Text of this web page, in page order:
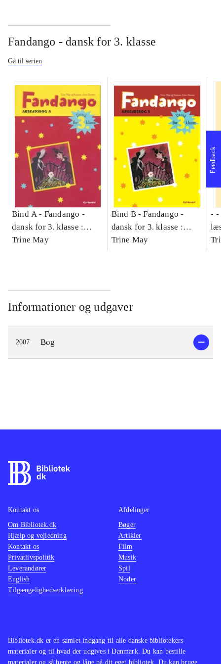
Fandango - dansk for 3. klasse
Gå til serien
Bind A - Fandango -
dansk for 3. klasse :
grundbog -- Arbejdsbog.
Trine May
Bind B -Fandango -
dansk for 3. klasse :
grundbog -- Arbejdsbog.
Trine May
- -
-
Informationer og udgaver
2007 Bog
Feedback
Bibliotek.dk er en samlet indgang til alle danske bibliotekers
materialer og til hvad der udgives i Danmark. Du kan bestille
materialer og så hente og låne på dit eget bibliotek. Du kan bruge
Kontakt os
Om Bibliotek.dk
Hjælp og vejledning
Kontakt os
Privatlivspolitik
Leverandører
English
Tilgængelighedserklæring
Afdelinger
Bøger
Artikler
Film
Musik
Spil
Noder